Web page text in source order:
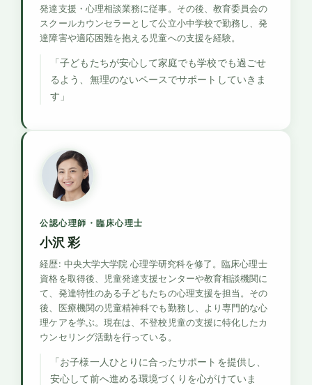
発達支援・心理相談業務に従事。その後、教育委員会の
スクールカウンセラーとして公立小中学校で勤務し、発
達障害や適応困難を抱える児童への支援を経験。
「子どもたちが安心して家庭でも学校でも過ごせ
るよう、無理のないペースでサポートしていきま
す」
公認心理師・臨床心理士
小沢 彩
経歴: 中央大学大学院 心理学研究科を修了。臨床心理士
資格を取得後、児童発達支援センターや教育相談機関に
て、発達特性のある子どもたちの心理支援を担当。その
後、医療機関の児童精神科でも勤務し、より専門的な心
理ケアを学ぶ。現在は、不登校児童の支援に特化したカ
ウンセリング活動を行っている。
「お子様一人ひとりに合ったサポートを提供し、
安心して前へ進める環境づくりを心がけていま